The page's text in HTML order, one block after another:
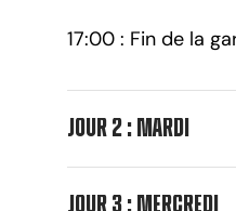
17:00 : Fin de la
Jour 2 : mardi
Jour 3 : mercredi